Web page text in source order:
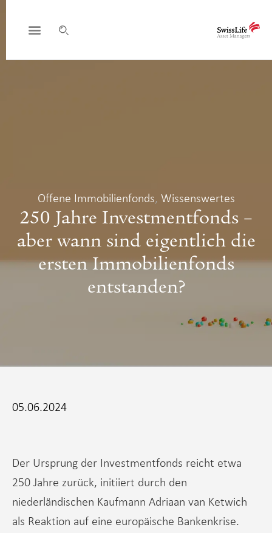
Offene Immobilienfonds, Wissenswertes
250 Jahre Investmentfonds –
aber wann sind eigentlich die
ersten Immobilienfonds
entstanden?
05.06.2024
Der Ursprung der Investmentfonds reicht etwa
250 Jahre zurück, initiiert durch den
niederländischen Kaufmann Adriaan van Ketwich
als Reaktion auf eine europäische Bankenkrise.